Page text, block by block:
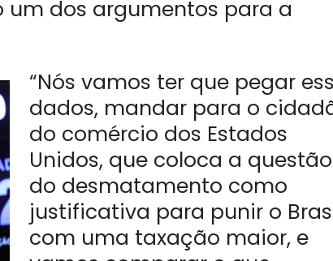
dos argumentos para a
“Nós vamos ter que pegar
dados, mandar para o
do comércio dos Estados
Unidos, que coloca a questão
do desmatamento como
justificativa para punir o
com uma taxação maior, e